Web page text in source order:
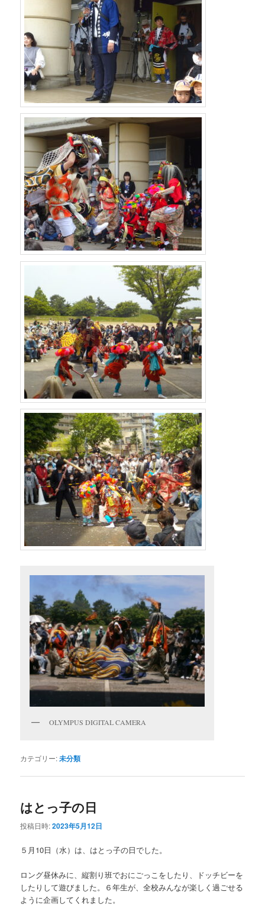
OLYMPUS DIGITAL CAMERA
カテゴリー:未分類
はとっ子の日
投稿日時:2023年5月12日
５月10日（水）は、はとっ子の日でした。
ロング昼休みに、縦割り班でおにごっこをしたり、ドッチビーを
したりして遊びました。６年生が、全校みんなが楽しく過ごせる
ように企画してくれました。